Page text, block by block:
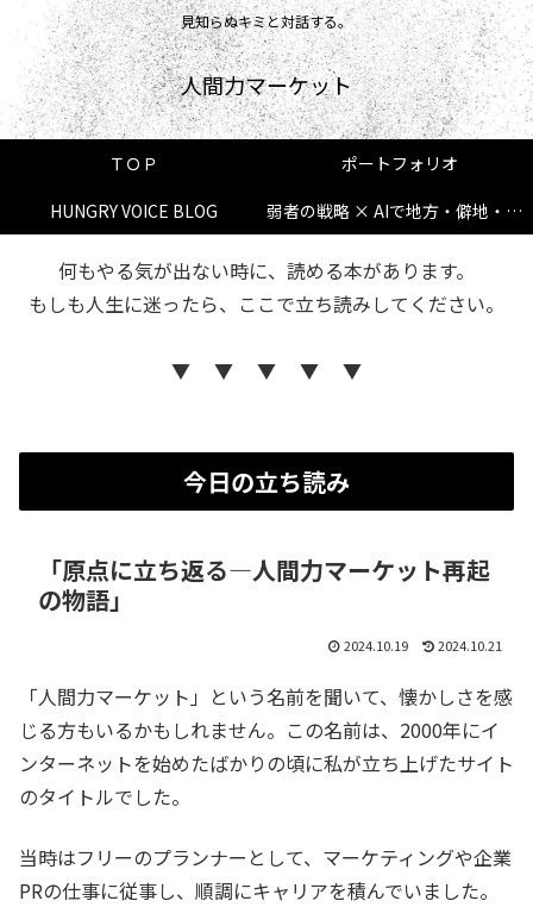
見知らぬキミと対話する。
人間力マーケット
ＴＯＰ
ポートフォリオ
HUNGRY VOICE BLOG
弱者の戦略 × AIで地方・僻地・新規でも逆転する方法
何もやる気が出ない時に、読める本があります。
もしも人生に迷ったら、ここで立ち読みしてください。
▼ ▼ ▼ ▼ ▼
今日の立ち読み
「原点に立ち返る—人間力マーケット再起
の物語」
2024.10.19 2024.10.21
「人間力マーケット」という名前を聞いて、懐かしさを感
じる方もいるかもしれません。この名前は、2000年にイ
ンターネットを始めたばかりの頃に私が立ち上げたサイト
のタイトルでした。
当時はフリーのプランナーとして、マーケティングや企業
PRの仕事に従事し、順調にキャリアを積んでいました。